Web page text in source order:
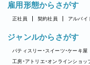
雇用形態からさがす
正社員 契約社員 アルバイ
ジャンルからさがす
パティスリー・スイーツ・ケーキ屋
工房・アトリエ・オンラインショッ